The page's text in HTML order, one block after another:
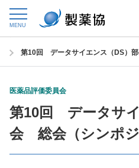
MENU
トップ 委員会からの情報発信
第10回 データサイエンス（DS）
医薬品評価委員会
第10回 データサ
会 総会（シンポ